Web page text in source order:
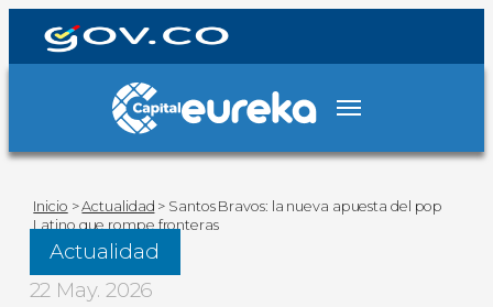
Inicio >Actualidad > Santos Bravos: la nueva apuesta del pop
Latino que rompe fronteras
Actualidad
22 May. 2026